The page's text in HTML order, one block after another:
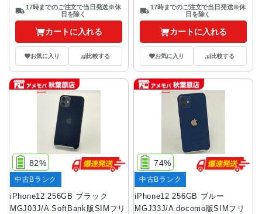
17時までのご注文で当日発送※休
日を除く
カートに入れる
お気に入り 比較する
17時までのご注文で当日発送※休
日を除く
カートに入れる
お気に入り 比較する
iPhone12 256GB ブラック
MGJ03J/A SoftBank版SIMフリ
82%
中古Bランク
iPhone12 256GB ブルー
MGJ33J/A docomo版SIMフリ
74%
中古Bランク